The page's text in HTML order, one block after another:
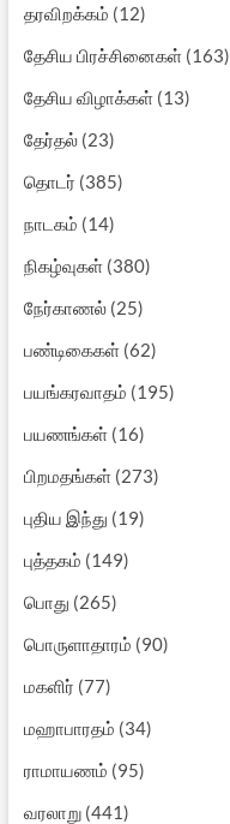
தரவிறக்கம் (12)
தேசிய பிரச்சினைகள்(163)
தேசிய விழாக்கள்(13)
தேர்தல்(23)
தொடர் (385)
நாடகம் (14)
நிகழ்வுகள்(380)
நேர்காணல்(25)
பண்டிகைகள்(62)
பயங்கரவாதம் (195)
பயணங்கள்(16)
பிறமதங்கள்(273)
புதிய இந்து (19)
புத்தகம் (149)
பொது (265)
பொருளாதாரம் (90)
மகளிர் (77)
மஹாபாரதம் (34)
ராமாயணம் (95)
வரலாறு(441)